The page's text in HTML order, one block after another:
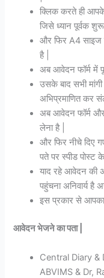
क्लिक करते ही
जिसे ध्यान पूर्वक
और फिर A4 साइज
है |
अब आवेदन फॉर्म में
उसके बाद सभी
अभिप्रमाणित कर
अब आवेदन फॉर्म
लेना है |
और फिर नीचे दिए
पते पर स्पीड पोस्ट
याद रहे आवेदन की
पहुंचना अनिवार्य है
इस प्रकार से आपका
आवेदन भेजने का पता |
Central Diary
ABVIMS & Dr,